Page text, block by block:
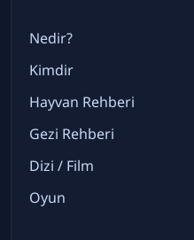
Nedir?
Kimdir
Hayvan Rehberi
Gezi Rehberi
Dizi / Film
Oyun